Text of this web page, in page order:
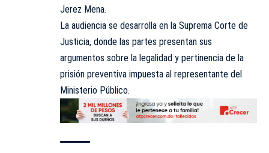
Jerez Mena.
La audiencia se desarrolla en la Suprema Corte de
Justicia, donde las partes presentan sus
argumentos sobre la legalidad y pertinencia de la
prisión preventiva impuesta al representante del
Ministerio Público.